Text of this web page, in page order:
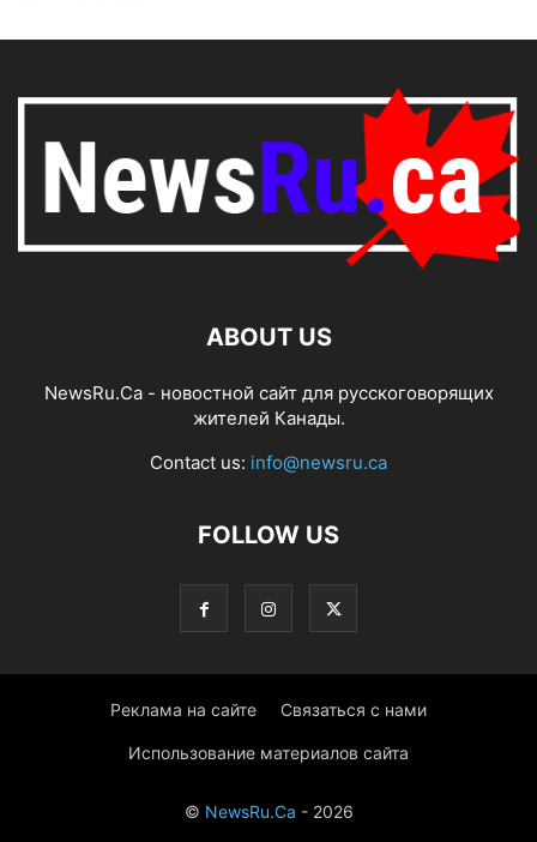
ABOUT US
NewsRu.Ca - новостной сайт для русскоговорящих
жителей Канады.
Contact us: info@newsru.ca
FOLLOW US
Реклама на сайте Связаться с нами
Использование материалов сайта
© NewsRu.Ca - 2026